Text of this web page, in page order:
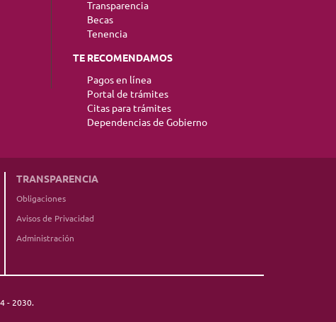
Transparencia
Becas
Tenencia
TE RECOMENDAMOS
Pagos en línea
Portal de trámites
Citas para trámites
Dependencias de Gobierno
TRANSPARENCIA
Obligaciones
Avisos de Privacidad
Administración
- 2030.